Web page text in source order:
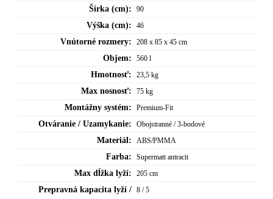
Šírka (cm): 90
Výška (cm): 46
Vnútorné rozmery: 208 x 85 x 45 cm
Objem: 560 l
Hmotnosť: 23,5 kg
Max nosnosť: 75 kg
Montážny systém: Premium-Fit
Otváranie / Uzamykanie: Obojstranné / 3-bodové
Materiál: ABS/PMMA
Farba: Supermatt antracit
Max dĺžka lyží: 205 cm
Prepravná kapacita lyží / 8 / 5